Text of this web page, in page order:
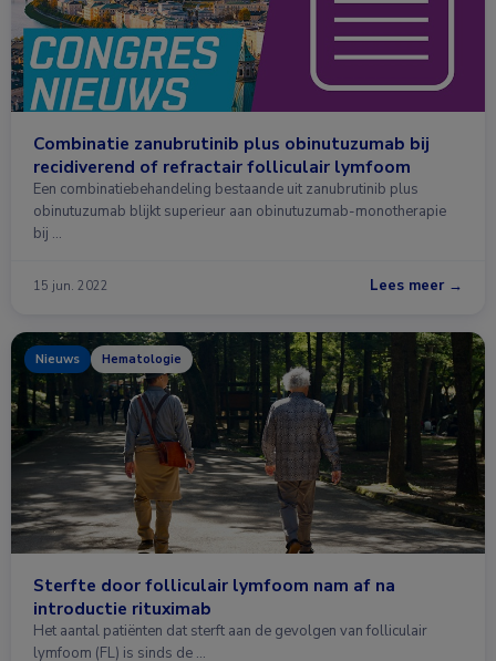
Combinatie zanubrutinib plus obinutuzumab bij
recidiverend of refractair folliculair lymfoom
Een combinatiebehandeling bestaande uit zanubrutinib plus
obinutuzumab blijkt superieur aan obinutuzumab-monotherapie
bij …
15 jun. 2022 Lees meer →
Nieuws Hematologie
Sterfte door folliculair lymfoom nam af na
introductie rituximab
Het aantal patiënten dat sterft aan de gevolgen van folliculair
lymfoom (FL) is sinds de …